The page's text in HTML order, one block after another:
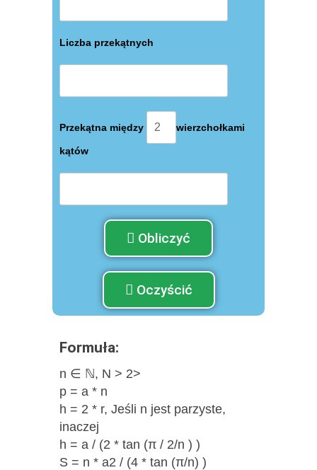
Liczba przekątnych
Przekątna między wierzchołkami
kątów
Obliczyć
Oczyścić
Formuła:
n ∈ ℕ, N > 2>
p = a * n
h = 2 * r, Jeśli n jest parzyste,
inaczej
h = a / (2 * tan (π / 2/n ) )
S = n * a2 / (4 * tan (π/n) )